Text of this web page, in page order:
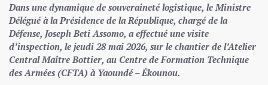
Dans une dynamique de souveraineté logistique, le Ministre
Délégué à la Présidence de la République, chargé de la
Défense, Joseph Beti Assomo, a effectué une visite
d’inspection, le jeudi 28 mai 2026, sur le chantier de l’Atelier
Central Maître Bottier, au Centre de Formation Technique
des Armées (CFTA) à Yaoundé – Ékounou.